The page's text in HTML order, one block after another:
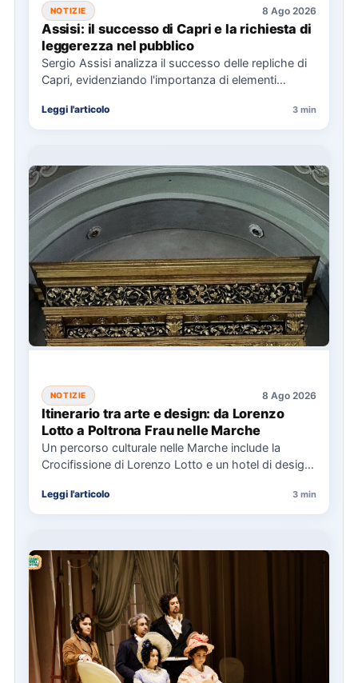
NOTIZIE 8 Ago 2026
Assisi: il successo di Capri e la richiesta di
leggerezza nel pubblico
Sergio Assisi analizza il successo delle repliche di
Capri, evidenziando l'importanza di elementi
Leggi l'articolo 3 min
NOTIZIE 8 Ago 2026
Itinerario tra arte e design: da Lorenzo
Lotto a Poltrona Frau nelle Marche
Un percorso culturale nelle Marche include la
Crocifissione di Lorenzo Lotto e un hotel di design,
Leggi l'articolo 3 min